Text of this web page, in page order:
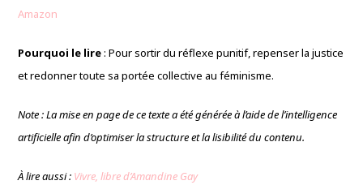
Amazon
Pourquoi le lire: Pour sortir du réflexe punitif, repenser la justice
et redonner toute sa portée collective au féminisme.
Note : La mise en page de ce texte a été générée à l’aide de l’intelligence
artificielle afin d’optimiser la structure et la lisibilité du contenu.
À lire aussi : Vivre, libre d’Amandine Gay